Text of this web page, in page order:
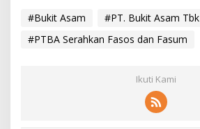
#Bukit Asam #PT. Bukit Asam Tbk
#PTBA Serahkan Fasos dan Fasum
Ikuti Kami